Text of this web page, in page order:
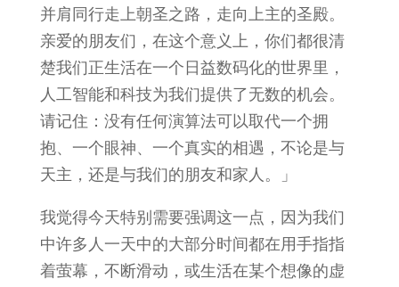
并肩同行走上朝圣之路，走向上主的圣殿。
亲爱的朋友们，在这个意义上，你们都很清
楚我们正生活在一个日益数码化的世界里，
人工智能和科技为我们提供了无数的机会。
请记住：没有任何演算法可以取代一个拥
抱、一个眼神、一个真实的相遇，不论是与
天主，还是与我们的朋友和家人。」
我觉得今天特别需要强调这一点，因为我们
中许多人一天中的大部分时间都在用手指指
着萤幕，不断滑动，或生活在某个想像的虚